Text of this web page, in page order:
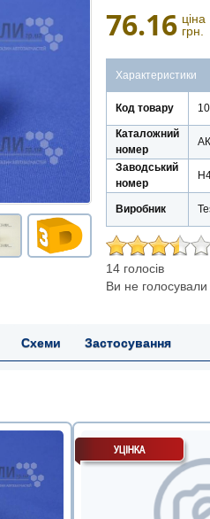
76.16 ціна
грн.
Характеристики
Код товару
Каталожний
номер
Заводський
номер
Виробник
14 голосів
Ви не голосували
Схеми Застосування